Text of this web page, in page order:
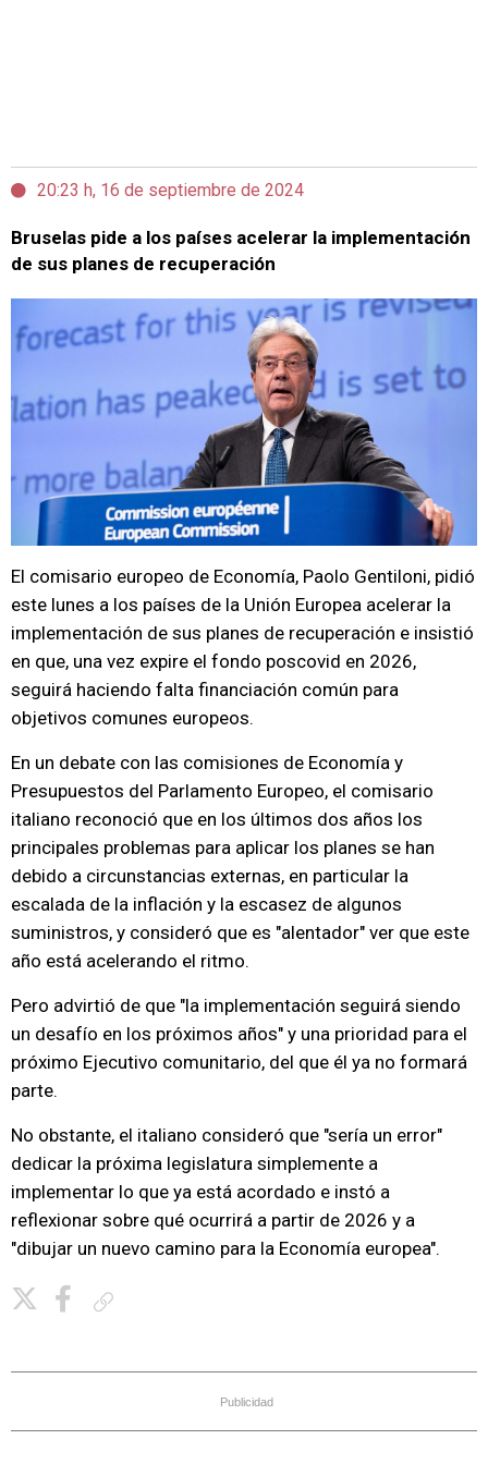
20:23 h, 16 de septiembre de 2024
Bruselas pide a los países acelerar la implementación
de sus planes de recuperación
El comisario europeo de Economía, Paolo Gentiloni, pidió
este lunes a los países de la Unión Europea acelerar la
implementación de sus planes de recuperación e insistió
en que, una vez expire el fondo poscovid en 2026,
seguirá haciendo falta financiación común para
objetivos comunes europeos.
En un debate con las comisiones de Economía y
Presupuestos del Parlamento Europeo, el comisario
italiano reconoció que en los últimos dos años los
principales problemas para aplicar los planes se han
debido a circunstancias externas, en particular la
escalada de la inflación y la escasez de algunos
suministros, y consideró que es "alentador" ver que este
año está acelerando el ritmo.
Pero advirtió de que "la implementación seguirá siendo
un desafío en los próximos años" y una prioridad para el
próximo Ejecutivo comunitario, del que él ya no formará
parte.
No obstante, el italiano consideró que "sería un error"
dedicar la próxima legislatura simplemente a
implementar lo que ya está acordado e instó a
reflexionar sobre qué ocurrirá a partir de 2026 y a
"dibujar un nuevo camino para la Economía europea".
Publicidad